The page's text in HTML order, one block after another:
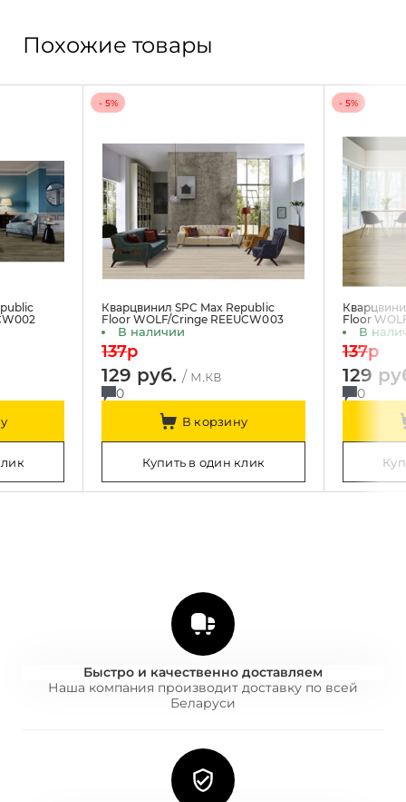
Похожие товары
- 5%
Кварцвинил SPC Max Republic
Floor WOLF/Cringe REEUCW003
В наличии
137p
129 руб./ м.кв
0
В корзину
Купить в один клик
- 5%
Floor
В
137p
129
0
Быстро и качественно доставляем
Наша компания производит доставку по всей
Беларуси